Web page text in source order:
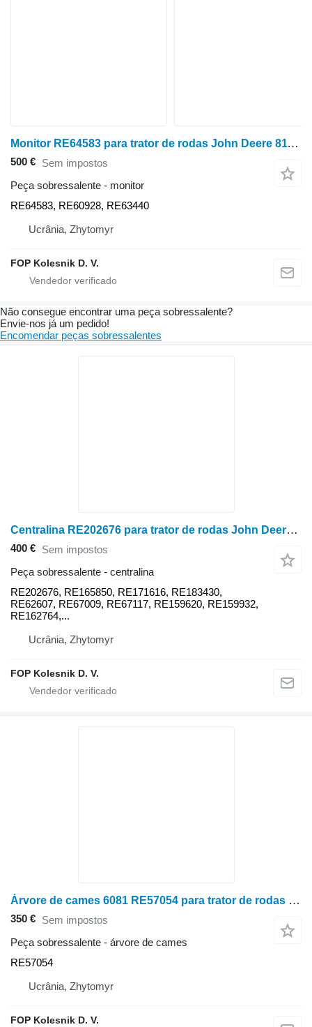
Monitor RE64583 para trator de rodas John Deere 8110 8100 8100T 8200 8210 8200T 8120 8110T 9620 9120 9200 9100 9320 9220 9300 8520 9520 9420 9400 8300 8320 8310T 8300T 8310 8220 8210T 8400T 8400 8410 8410T 8420
500 € Sem impostos
Peça sobressalente - monitor
RE64583, RE60928, RE63440
Ucrânia, Zhytomyr
FOP Kolesnik D. V.
Não consegue encontrar uma peça sobressalente?
Envie-nos já um pedido!
Encomendar peças sobressalentes
Centralina RE202676 para trator de rodas John Deere 8100, 8110T, 8200, 8210T, 8300, 8310T, 8400, 8410T, 9300T, 9400T
400 € Sem impostos
Peça sobressalente - centralina
RE202676, RE165850, RE171616, RE183430,
RE62607, RE67009, RE67117, RE159620, RE159932,
RE162764,...
Ucrânia, Zhytomyr
FOP Kolesnik D. V.
Árvore de cames 6081 RE57054 para trator de rodas John Deere 8200, 8300, 8400, 2256, 2268, 2264
350 € Sem impostos
Peça sobressalente - árvore de cames
RE57054
Ucrânia, Zhytomyr
FOP Kolesnik D. V.